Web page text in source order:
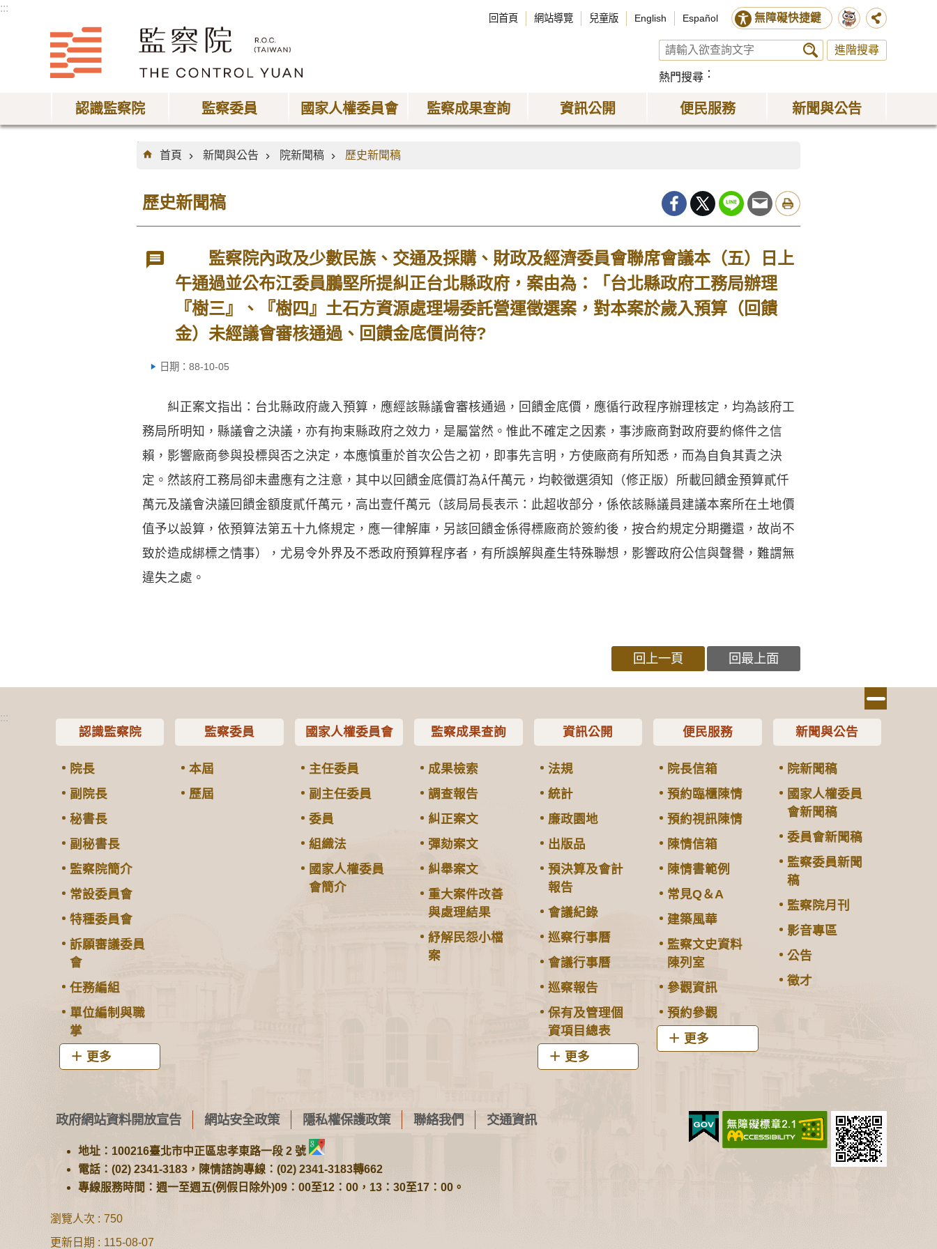
:::
回首頁 網站導覽 兒童版 English Español 無障礙快捷鍵
進階搜尋
熱門搜尋
認識監察院 監察委員 國家人權委員會 監察成果查詢 資訊公開 便民服務 新聞與公告
:::
首頁
新聞與公告 院新聞稿 歷史新聞稿
歷史新聞稿
監察院內政及少數民族、交通及採購、財政及經濟委員會聯席會議本（五）日上
午通過並公布江委員鵬堅所提糾正台北縣政府，案由為：「台北縣政府工務局辦理
『樹三』、『樹四』土石方資源處理場委託營運徵選案，對本案於歲入預算（回饋
金）未經議會審核通過、回饋金底價尚待?
日期：88-10-05
糾正案文指出：台北縣政府歲入預算，應經該縣議會審核通過，回饋金底價，應循行政程序辦理核定，均為該府工
務局所明知，縣議會之決議，亦有拘束縣政府之效力，是屬當然。惟此不確定之因素，事涉廠商對政府要約條件之信
賴，影響廠商參與投標與否之決定，本應慎重於首次公告之初，即事先言明，方使廠商有所知悉，而為自負其責之決
定。然該府工務局卻未盡應有之注意，其中以回饋金底價訂為仟萬元，均較徵選須知（修正版）所載回饋金預算貳仟
萬元及議會決議回饋金額度貳仟萬元，高出壹仟萬元（該局局長表示：此超收部分，係依該縣議員建議本案所在土地價
值予以設算，依預算法第五十九條規定，應一律解庫，另該回饋金係得標廠商於簽約後，按合約規定分期攤還，故尚不
致於造成綁標之情事），尤易令外界及不悉政府預算程序者，有所誤解與產生特殊聯想，影響政府公信與聲譽，難謂無
違失之處。
回上一頁 回最上面
:::
認識監察院
院長
副院長
秘書長
副秘書長
監察院簡介
常設委員會
特種委員會
訴願審議委員
會
任務編組
單位編制與職
掌
更多
監察委員
本屆
歷屆
國家人權委員會
主任委員
副主任委員
委員
組織法
國家人權委員
會簡介
監察成果查詢
成果檢索
調查報告
糾正案文
彈劾案文
糾舉案文
重大案件改善
與處理結果
紓解民怨小檔
案
資訊公開
法規
統計
廉政園地
出版品
預決算及會計
報告
會議紀錄
巡察行事曆
會議行事曆
巡察報告
保有及管理個
資項目總表
更多
便民服務
院長信箱
預約臨櫃陳情
預約視訊陳情
陳情信箱
陳情書範例
常見Q＆A
建築風華
監察文史資料
陳列室
參觀資訊
預約參觀
更多
新聞與公告
院新聞稿
國家人權委員
會新聞稿
委員會新聞稿
監察委員新聞
稿
監察院月刊
影音專區
公告
徵才
政府網站資料開放宣告 網站安全政策 隱私權保護政策 聯絡我們 交通資訊
地址：100216臺北市中正區忠孝東路一段 2 號
電話：(02) 2341-3183，陳情諮詢專線：(02) 2341-3183轉662
專線服務時間：週一至週五(例假日除外)09：00至12：00，13：30至17：00。
瀏覽人次
750
更新日期
115-08-07